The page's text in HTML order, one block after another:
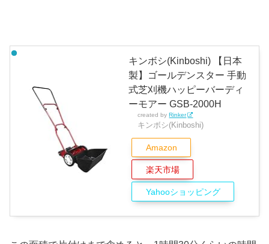
キンボシ(Kinboshi) 【日本
製】ゴールデンスター 手動
式芝刈機ハッピーバーディ
ーモアー GSB-2000H
created byRinker
キンボシ(Kinboshi)
Amazon
楽天市場
Yahooショッピング